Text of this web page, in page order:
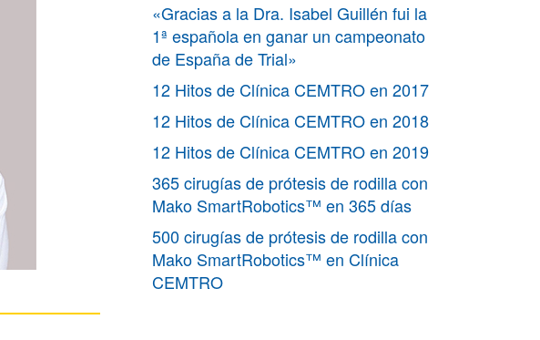
«Gracias a la Dra. Isabel Guillén fui la
1ª española en ganar un campeonato
de España de Trial»
12 Hitos de Clínica CEMTRO en 2017
12 Hitos de Clínica CEMTRO en 2018
12 Hitos de Clínica CEMTRO en 2019
365 cirugías de prótesis de rodilla con
Mako SmartRobotics™ en 365 días
500 cirugías de prótesis de rodilla con
Mako SmartRobotics™ en Clínica
CEMTRO